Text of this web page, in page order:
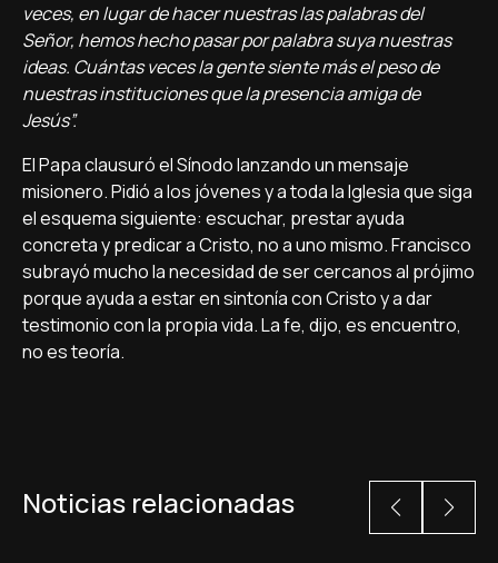
veces, en lugar de hacer nuestras las palabras del
Señor, hemos hecho pasar por palabra suya nuestras
ideas. Cuántas veces la gente siente más el peso de
nuestras instituciones que la presencia amiga de
Jesús”.
El Papa clausuró el Sínodo lanzando un mensaje
misionero. Pidió a los jóvenes y a toda la Iglesia que siga
el esquema siguiente: escuchar, prestar ayuda
concreta y predicar a Cristo, no a uno mismo. Francisco
subrayó mucho la necesidad de ser cercanos al prójimo
porque ayuda a estar en sintonía con Cristo y a dar
testimonio con la propia vida. La fe, dijo, es encuentro,
no es teoría.
Noticias relacionadas